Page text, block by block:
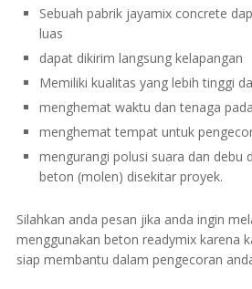
Sebuah pabrik jayamix concrete
luas
dapat dikirim langsung kelapangan
Memiliki kualitas yang lebih tinggi
menghemat waktu dan tenaga
menghemat tempat untuk
mengurangi polusi suara dan debu
beton (molen) disekitar proyek.
Silahkan anda pesan jika anda ingin
menggunakan beton readymix karena
siap membantu dalam pengecoran